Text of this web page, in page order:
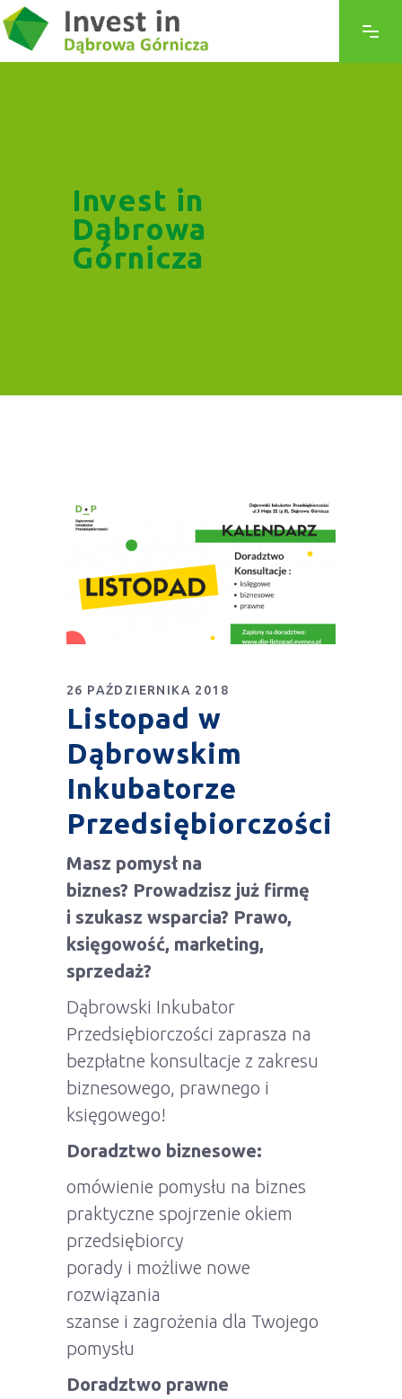
Invest in
Dąbrowa
Górnicza
26 PAŹDZIERNIKA 2018
Listopad w
Dąbrowskim
Inkubatorze
Przedsiębiorczości
Masz pomysł na
biznes? Prowadzisz już firmę
i szukasz wsparcia? Prawo,
księgowość, marketing,
sprzedaż?
Dąbrowski Inkubator
Przedsiębiorczości zaprasza na
bezpłatne konsultacje z zakresu
biznesowego, prawnego i
księgowego!
Doradztwo biznesowe:
omówienie pomysłu na biznes
praktyczne spojrzenie okiem
przedsiębiorcy
porady i możliwe nowe
rozwiązania
szanse i zagrożenia dla Twojego
pomysłu
Doradztwo prawne